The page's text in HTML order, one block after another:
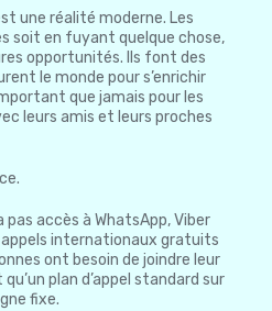
une réalité moderne. Les
soit en fuyant quelque chose,
opportunités. Ils font des
le monde pour s’enrichir
que jamais pour les
leurs amis et leurs proches
pas accès à WhatsApp, Viber
appels internationaux gratuits
ont besoin de joindre leur
plan d’appel standard sur
fixe.